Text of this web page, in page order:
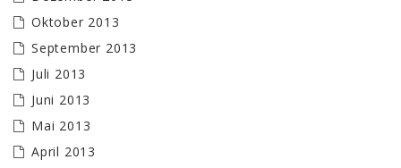
Oktober 2013
September 2013
Juli 2013
Juni 2013
Mai 2013
April 2013